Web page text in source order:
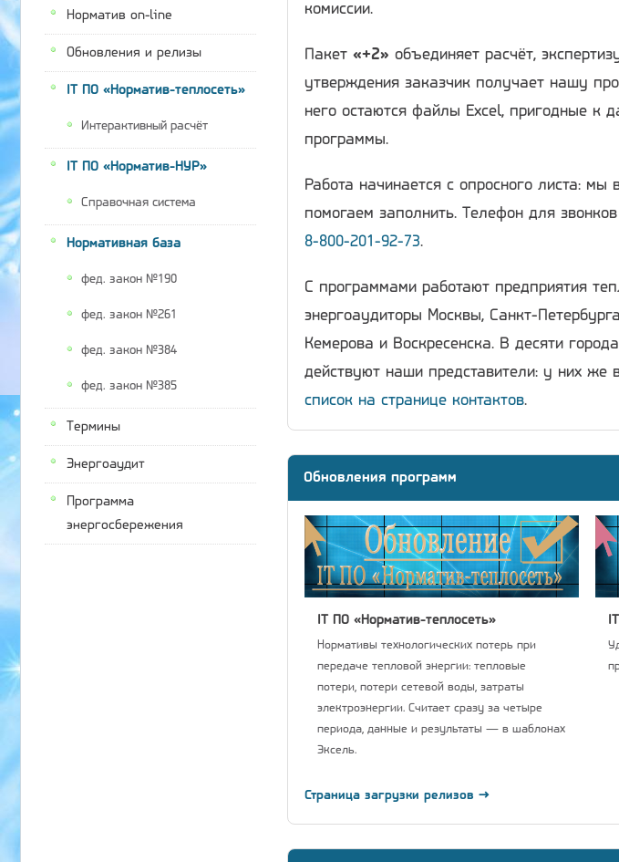
Норматив on-line
Обновления и релизы
IT ПО «Норматив-теплосеть»
Интерактивный расчёт
IT ПО «Норматив-НУР»
Справочная система
Нормативная база
фед. закон №190
фед. закон №261
фед. закон №384
фед. закон №385
Термины
Энергоаудит
Программа
энергосбережения
комиссии.
Пакет «+2» объединяет расчёт,
утверждения заказчик получает нашу
него остаются файлы Excel, пригодные к
программы.
Работа начинается с опросного листа:
помогаем заполнить. Телефон для
8-800-201-92-73.
С программами работают предприятия
энергоаудиторы Москвы, Санкт-
Кемерова и Воскресенска. В десяти
действуют наши представители: у них же
список на странице контактов.
Обновления программ
IT ПО «Норматив-теплосеть»
Нормативы технологических потерь при
передаче тепловой энергии: тепловые
потери, потери сетевой воды, затраты
электроэнергии. Считает сразу за четыре
периода, данные и результаты — в шаблонах
Эксель.
Страница загрузки релизов →